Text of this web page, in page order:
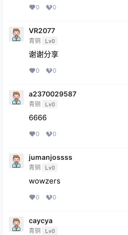
0 0
VR2077
青铜 Lv0
谢谢分享
0 0
a2370029587
青铜 Lv0
6666
0 0
jumanjossss
青铜 Lv0
wowzers
0 0
caycya
青铜 Lv0